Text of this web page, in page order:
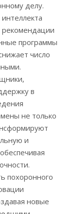
делу.
рекомендации
программы
число
в
не только
и
похоронного
новые